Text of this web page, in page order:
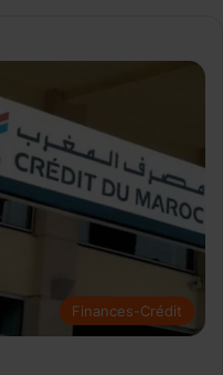
Finances-Crédit